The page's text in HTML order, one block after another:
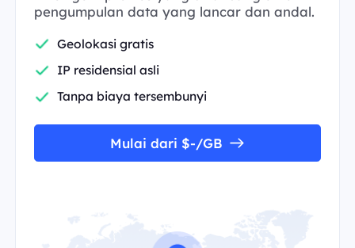
pengumpulan data yang lancar dan andal.
Geolokasi gratis
IP residensial asli
Tanpa biaya tersembunyi
Mulai dari $-/GB